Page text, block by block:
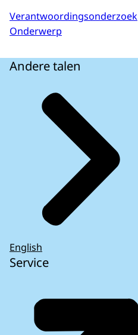
Verantwoordingsonderzoek
Onderwerp
Andere talen
English
Service